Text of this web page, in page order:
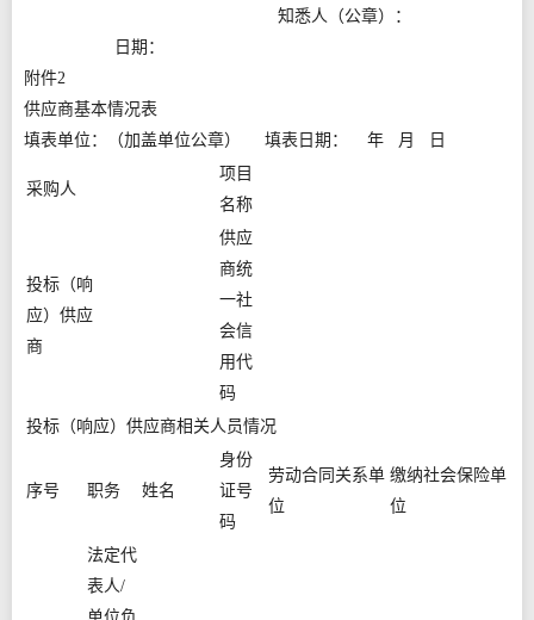
知悉人（公章）：
日期：
附件2
供应商基本情况表
填表单位：（加盖单位公章） 填表日期： 年 月 日
采购人
项目
名称
投标（响
应）供应
商
供应
商统
一社
会信
用代
码
投标（响应）供应商相关人员情况
序号 职务 姓名
身份
证号
码
劳动合同关系单
位
缴纳社会保险单
位
法定代
表人/